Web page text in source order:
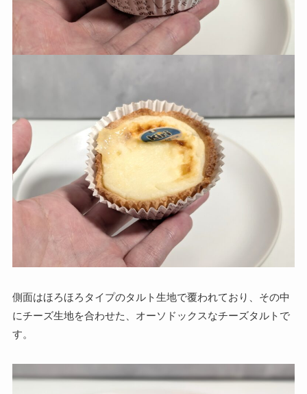
側面はほろほろタイプのタルト生地で覆われており、その中
にチーズ生地を合わせた、オーソドックスなチーズタルトで
す。